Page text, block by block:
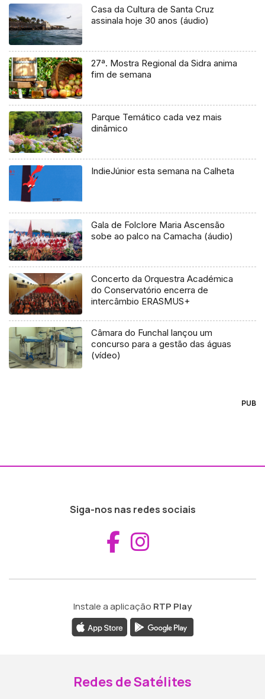
Casa da Cultura de Santa Cruz
assinala hoje 30 anos (áudio)
27ª. Mostra Regional da Sidra anima
fim de semana
Parque Temático cada vez mais
dinâmico
IndieJúnior esta semana na Calheta
Gala de Folclore Maria Ascensão
sobe ao palco na Camacha (áudio)
Concerto da Orquestra Académica
do Conservatório encerra de
intercâmbio ERASMUS+
Câmara do Funchal lançou um
concurso para a gestão das águas
(vídeo)
PUB
Siga-nos nas redes sociais
Aceder ao
Instale a aplicação RTP Play
Redes de Satélites